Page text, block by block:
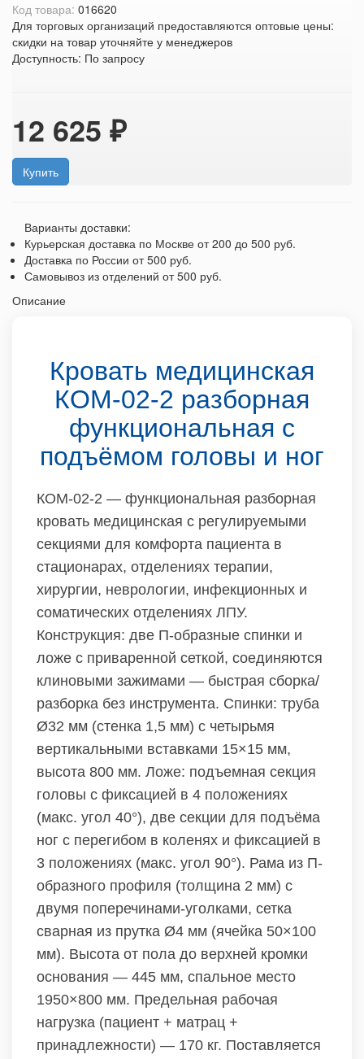
Код товара: 016620
Для торговых организаций предоставляются оптовые цены:
скидки на товар уточняйте у менеджеров
Доступность: По запросу
12 625 ₽
Купить
Варианты доставки:
Курьерская доставка по Москве от 200 до 500 руб.
Доставка по России от 500 руб.
Самовывоз из отделений от 500 руб.
Описание
Кровать медицинская
КОМ-02-2 разборная
функциональная с
подъёмом головы и ног
КОМ-02-2 — функциональная разборная
кровать медицинская с регулируемыми
секциями для комфорта пациента в
стационарах, отделениях терапии,
хирургии, неврологии, инфекционных и
соматических отделениях ЛПУ.
Конструкция: две П-образные спинки и
ложе с приваренной сеткой, соединяются
клиновыми зажимами — быстрая сборка/
разборка без инструмента. Спинки: труба
Ø32 мм (стенка 1,5 мм) с четырьмя
вертикальными вставками 15×15 мм,
высота 800 мм. Ложе: подъемная секция
головы с фиксацией в 4 положениях
(макс. угол 40°), две секции для подъёма
ног с перегибом в коленях и фиксацией в
3 положениях (макс. угол 90°). Рама из П-
образного профиля (толщина 2 мм) с
двумя поперечинами-уголками, сетка
сварная из прутка Ø4 мм (ячейка 50×100
мм). Высота от пола до верхней кромки
основания — 445 мм, спальное место
1950×800 мм. Предельная рабочая
нагрузка (пациент + матрац +
принадлежности) — 170 кг. Поставляется